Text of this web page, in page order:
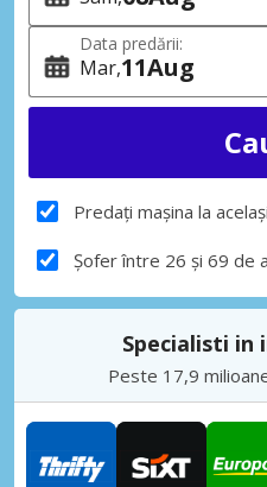
Data predării:
Mar 11Aug
Predați mașina la
Șofer între 26 și 69 de
Specialisti in
Peste 17,9